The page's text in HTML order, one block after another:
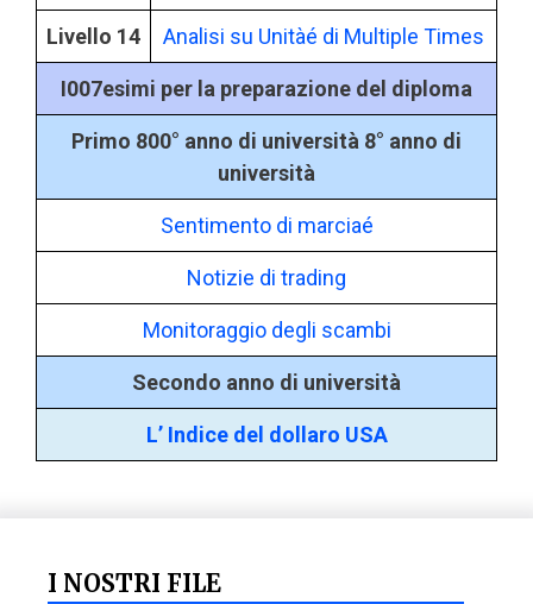
Livello 14 Analisi su Unitàé di Multiple Times
I007esimi per la preparazione del diploma
Primo 800° anno di università 8° anno di
università
Sentimento di marciaé
Notizie di trading
Monitoraggio degli scambi
Secondo anno di università
L’ Indice del dollaro USA
I NOSTRI FILE